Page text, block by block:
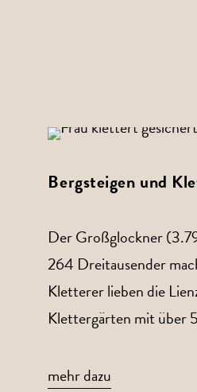
Bergsteigen und
Der Großglockner
264 Dreitausender
Kletterer lieben die
Klettergärten mit über
mehr dazu